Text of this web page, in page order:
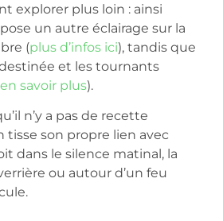
explorer plus loin : ainsi
un autre éclairage sur la
(plus d’infos ici), tandis que
et les tournants
en savoir plus).
n’y a pas de recette
tisse son propre lien avec
dans le silence matinal, la
ou autour d’un feu